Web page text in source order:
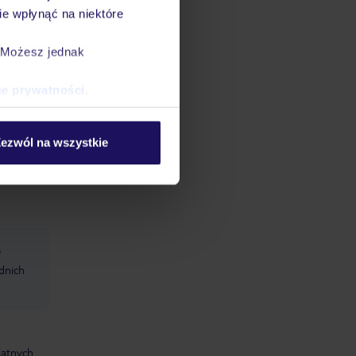
wpłynąć na niektóre
jednak
prywatności
na wszystkie
sala
w